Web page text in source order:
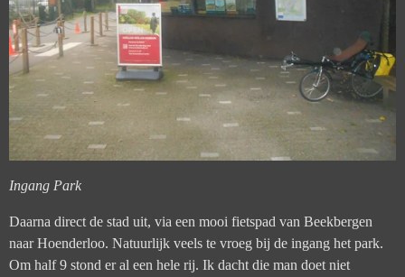
Ingang Park
Daarna direct de stad uit, via een mooi fietspad van Beekbergen
naar Hoenderloo. Natuurlijk veels te vroeg bij de ingang het park.
Om half 9 stond er al een hele rij. Ik dacht die man doet niet